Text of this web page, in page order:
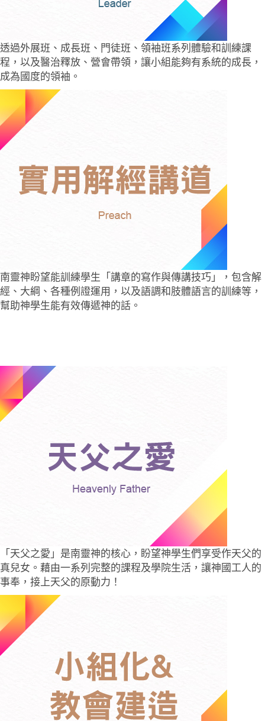
透過外展班、成長班、門徒班、領袖班系列體驗和訓練課
程，以及醫治釋放、營會帶領，讓小組能夠有系統的成長，
成為國度的領袖。
南靈神盼望能訓練學生「講章的寫作與傳講技巧」，包含解
經、大綱、各種例證運用，以及語調和肢體語言的訓練等，
幫助神學生能有效傳遞神的話。
「天父之愛」是南靈神的核心，盼望神學生們享受作天父的
真兒女。藉由一系列完整的課程及學院生活，讓神國工人的
事奉，接上天父的原動力！